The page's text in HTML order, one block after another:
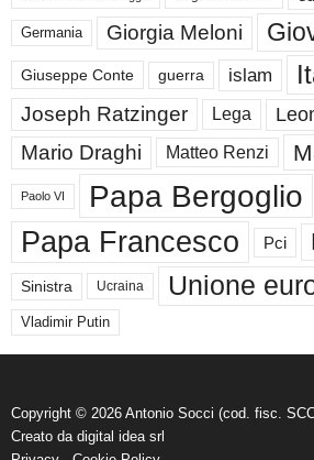
Germania Giorgia Meloni
Giuseppe Conte guerra islam
Joseph Ratzinger Lega
Mario Draghi Matteo Renzi
Paolo VI Papa Bergoglio
Papa Francesco Pci
Sinistra Ucraina Unione
Vladimir Putin
Copyright © 2026 Antonio Socci (cod. fisc.
Creato da digital idea srl